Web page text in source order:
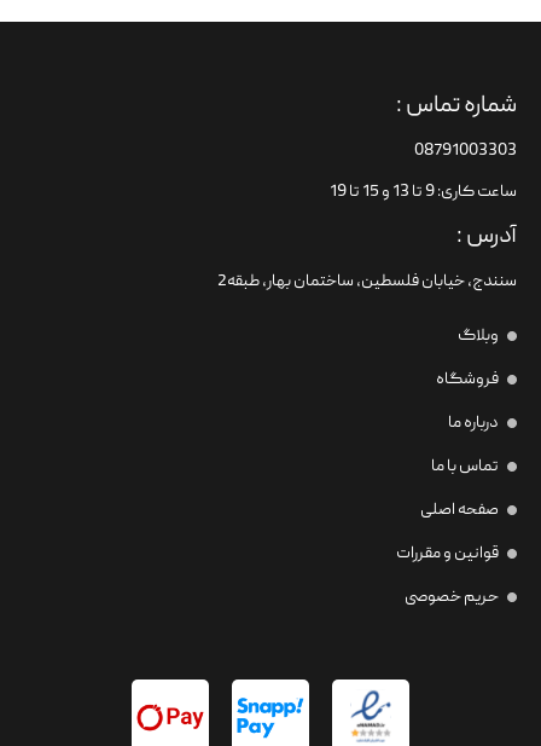
شماره تماس :
08791003303
ساعت کاری: 9 تا 13 و 15 تا 19
آدرس :
سنندج، خیابان فلسطین،‌ ساختمان بهار، طبقه2
وبلاگ
فروشگاه
درباره ما
تماس با ما
صفحه اصلی
قوانین و مقررات
حریم خصوصی